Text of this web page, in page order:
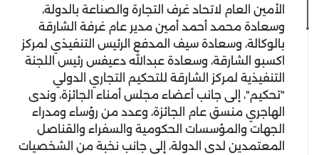
الأمين العام لاتحاد غرف التجارة والصناعة بالدولة،
وسعادة محمد أحمد أمين مدير عام غرفة الشارقة
بالوكالة، وسعادة سيف المدفع الرئيس التنفيذي لمركز
اكسبو الشارقة، وسعادة عبدالله دعيفس رئيس اللجنة
التنفيذية لمركز الشارقة للتحكيم التجاري الدولي
"تحكيم"، إلى جانب أعضاء مجلس أمناء الجائزة، وندى
الهاجري منسق عام الجائزة، وعدد من رؤساء ومدراء
الجهات والمؤسسات الحكومية والسفراء والقناصل
المعتمدين لدى الدولة، إلى جانب نخبة من الشخصيات